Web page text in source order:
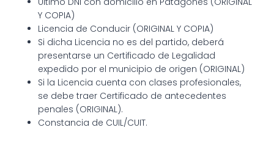
Y COPIA)
Licencia de Conducir (ORIGINAL Y COPIA)
Si dicha Licencia no es del partido, deberá
presentarse un Certificado de Legalidad
expedido por el municipio de origen (ORIGINAL)
Si la Licencia cuenta con clases profesionales,
se debe traer Certificado de antecedentes
penales (ORIGINAL).
Constancia de CUIL/CUIT.